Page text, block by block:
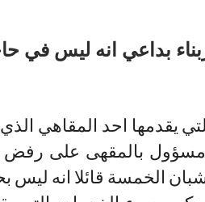
بداعي انه ليس في
احد المقاهي الذي
مسؤول بالمقهى على
الخمسة قائلا انه ليس